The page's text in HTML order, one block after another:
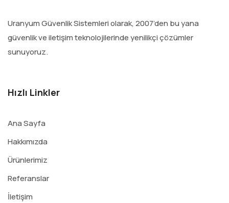
Uranyum Güvenlik Sistemleri olarak, 2007’den bu yana
güvenlik ve iletişim teknolojilerinde yenilikçi çözümler
sunuyoruz.
Hızlı Linkler
Ana Sayfa
Hakkımızda
Ürünlerimiz
Referanslar
İletişim